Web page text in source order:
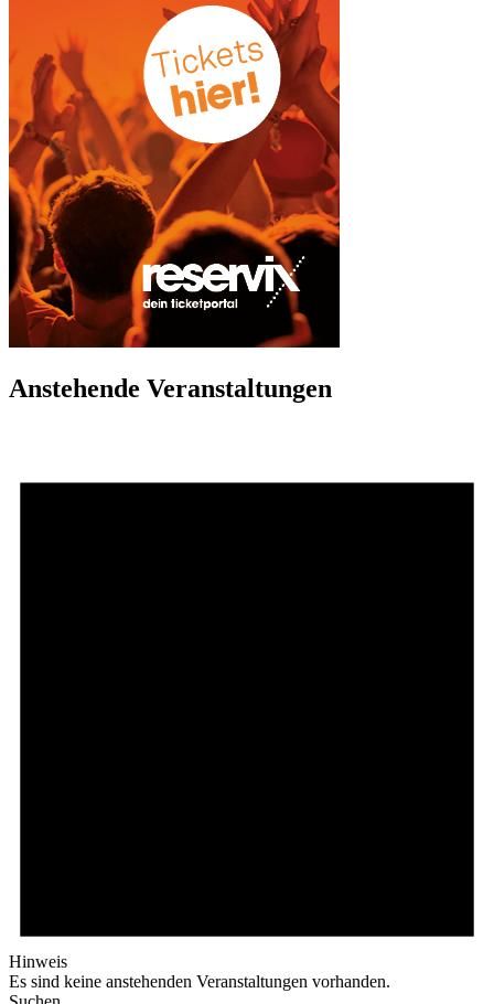
Anstehende Veranstaltungen
Hinweis
Es sind keine anstehenden Veranstaltungen vorhanden.